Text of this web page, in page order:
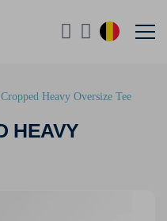
HEAVY
Heavy Oversize Tee